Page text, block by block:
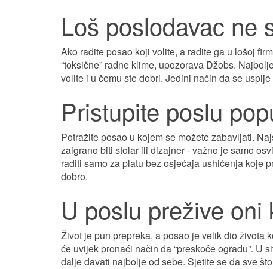
Loš poslodavac ne
Ako radite posao koji volite, a radite ga u lošoj
“toksične” radne klime, upozorava Džobs.
volite i u čemu ste dobri. Jedini način da se
Pristupite poslu
Potražite posao u kojem se možete zabavljati.
zaigrano biti stolar ili dizajner - važno je samo
raditi samo za platu bez osjećaja ushićenja koje
dobro.
U poslu prežive oni
Život je pun prepreka, a posao je velik dio života
će uvijek pronaći način da “preskoče ogradu”. U
dalje davati najbolje od sebe. Sjetite se da sve